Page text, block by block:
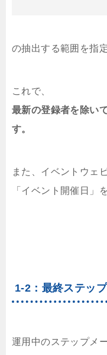
の抽出する範囲を指
これで、
最新の登録者を除い
す。
また、イベントウェ
「イベント開催日」
1-2：最終ステッ
運用中のステップメ